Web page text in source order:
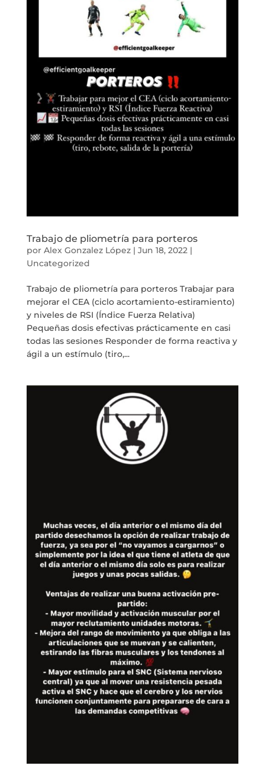
Trabajo de pliometría para porteros
por Alex Gonzalez López| Jun 18, 2022|
Uncategorized
Trabajo de pliometría para porteros Trabajar para
mejorar el CEA (ciclo acortamiento-estiramiento)
y niveles de RSI (Índice Fuerza Relativa)
Pequeñas dosis efectivas prácticamente en casi
todas las sesiones Responder de forma reactiva y
ágil a un estímulo (tiro,...